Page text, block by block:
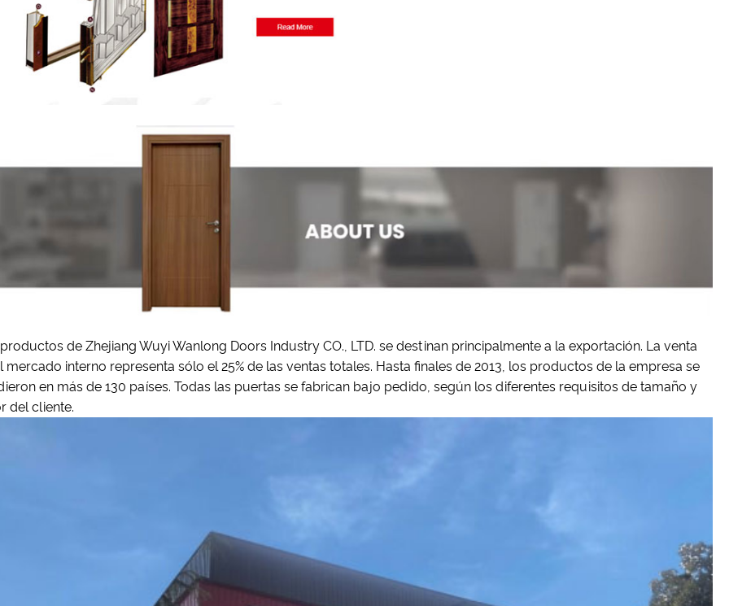
de Zhejiang Wuyi Wanlong Doors Industry CO., LTD. se destinan principalmente a la exportación. La venta
mercado interno representa sólo el 25% de las ventas totales. Hasta finales de 2013, los productos de la empresa se
en más de 130 países. Todas las puertas se fabrican bajo pedido, según los diferentes requisitos de tamaño y
del cliente.